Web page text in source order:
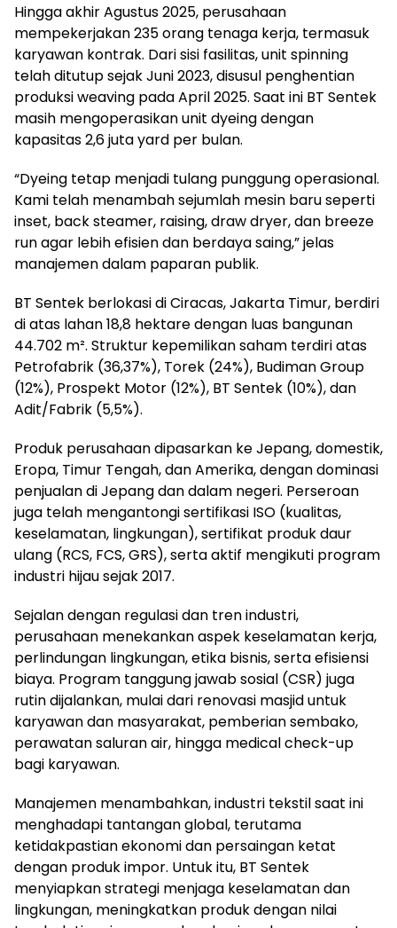
Hingga akhir Agustus 2025, perusahaan
mempekerjakan 235 orang tenaga kerja, termasuk
karyawan kontrak. Dari sisi fasilitas, unit spinning
telah ditutup sejak Juni 2023, disusul penghentian
produksi weaving pada April 2025. Saat ini BT Sentek
masih mengoperasikan unit dyeing dengan
kapasitas 2,6 juta yard per bulan.
“Dyeing tetap menjadi tulang punggung operasional.
Kami telah menambah sejumlah mesin baru seperti
inset, back steamer, raising, draw dryer, dan breeze
run agar lebih efisien dan berdaya saing,” jelas
manajemen dalam paparan publik.
BT Sentek berlokasi di Ciracas, Jakarta Timur, berdiri
di atas lahan 18,8 hektare dengan luas bangunan
44.702 m². Struktur kepemilikan saham terdiri atas
Petrofabrik (36,37%), Torek (24%), Budiman Group
(12%), Prospekt Motor (12%), BT Sentek (10%), dan
Adit/Fabrik (5,5%).
Produk perusahaan dipasarkan ke Jepang, domestik,
Eropa, Timur Tengah, dan Amerika, dengan dominasi
penjualan di Jepang dan dalam negeri. Perseroan
juga telah mengantongi sertifikasi ISO (kualitas,
keselamatan, lingkungan), sertifikat produk daur
ulang (RCS, FCS, GRS), serta aktif mengikuti program
industri hijau sejak 2017.
Sejalan dengan regulasi dan tren industri,
perusahaan menekankan aspek keselamatan kerja,
perlindungan lingkungan, etika bisnis, serta efisiensi
biaya. Program tanggung jawab sosial (CSR) juga
rutin dijalankan, mulai dari renovasi masjid untuk
karyawan dan masyarakat, pemberian sembako,
perawatan saluran air, hingga medical check-up
bagi karyawan.
Manajemen menambahkan, industri tekstil saat ini
menghadapi tantangan global, terutama
ketidakpastian ekonomi dan persaingan ketat
dengan produk impor. Untuk itu, BT Sentek
menyiapkan strategi menjaga keselamatan dan
lingkungan, meningkatkan produk dengan nilai